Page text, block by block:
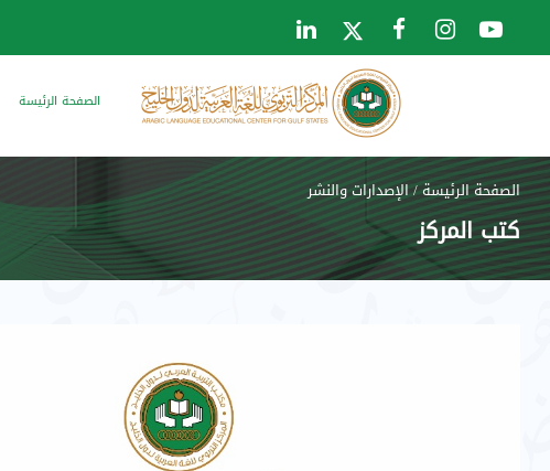
الصفحة الرئيسة
الصفحة الرئيسة/الإصدارات والنشر
كتب المركز